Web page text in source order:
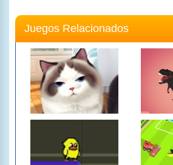
Juegos Relacionados